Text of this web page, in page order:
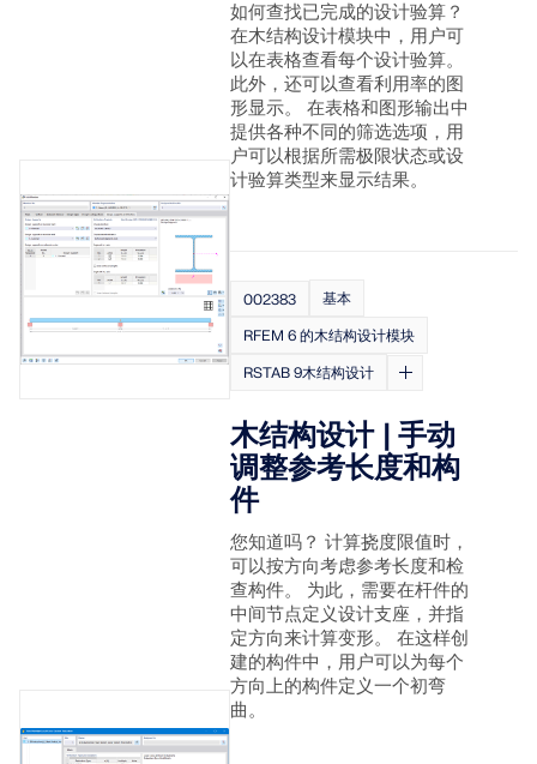
如何查找已完成的设计验算？
在木结构设计模块中，用户可
以在表格查看每个设计验算。
此外，还可以查看利用率的图
形显示。 在表格和图形输出中
提供各种不同的筛选选项，用
户可以根据所需极限状态或设
计验算类型来显示结果。
002383
基本
RFEM 6 的木结构设计模块
RSTAB 9木结构设计
木结构设计 | 手动
调整参考长度和构
件
您知道吗？ 计算挠度限值时，
可以按方向考虑参考长度和检
查构件。 为此，需要在杆件的
中间节点定义设计支座，并指
定方向来计算变形。 在这样创
建的构件中，用户可以为每个
方向上的构件定义一个初弯
曲。